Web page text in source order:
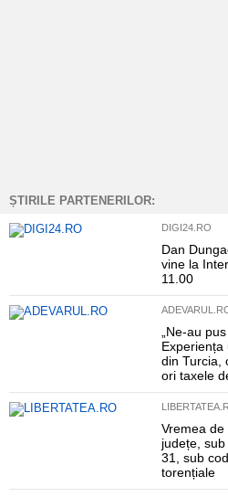
ȘTIRILE PARTENERILOR:
DIGI24.RO
Dan
vine la
11.00
„Ne-au
Experiența
din Turcia,
ori taxele
Vremea
județe,
31, sub
torențiale